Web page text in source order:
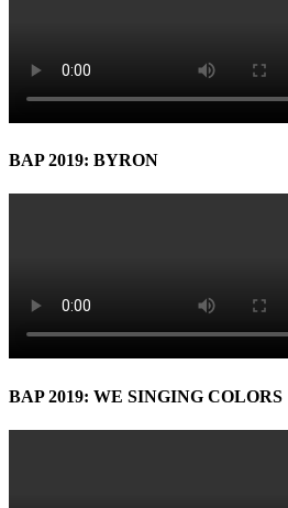
BAP 2019: BYRON
BAP 2019: WE SINGING COLORS